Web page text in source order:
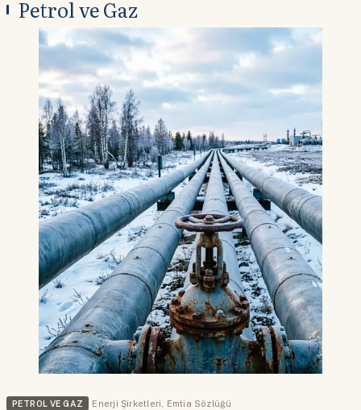
Petrol ve Gaz
PETROL VE GAZ Enerji Şirketleri, Emtia Sözlüğü